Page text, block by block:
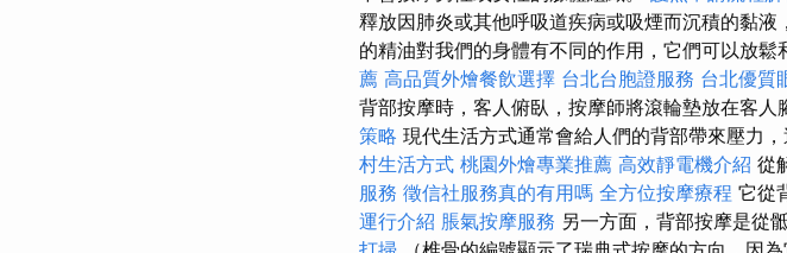
釋放因肺炎或其他呼吸道疾病或吸煙而沉積的黏液
的精油對我們的身體有不同的作用，它們可以放鬆
薦 高品質外燴餐飲選擇 台北台胞證服務 台北優質
背部按摩時，客人俯臥，按摩師將滾輪墊放在客人
策略 現代生活方式通常會給人們的背部帶來壓力
村生活方式 桃園外燴專業推薦 高效靜電機介紹 從
服務 徵信社服務真的有用嗎 全方位按摩療程 它從
運行介紹 脹氣按摩服務 另一方面，背部按摩是從